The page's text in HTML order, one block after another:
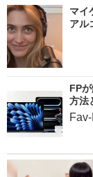
マイ
アル
FP
方法